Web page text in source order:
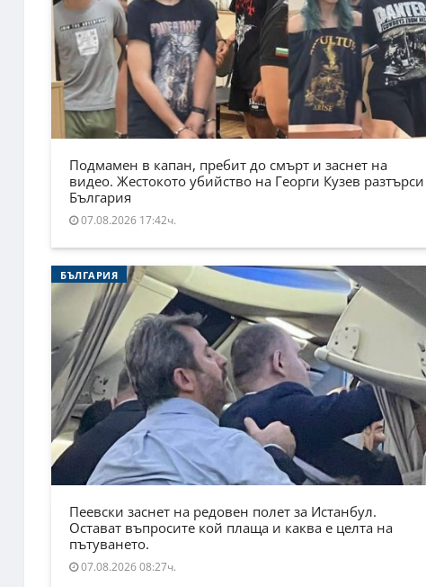
Подмамен в капан, пребит до смърт и заснет на
видео. Жестокото убийство на Георги Кузев разтърси
България
07.08.2026 17:42ч.
БЪЛГАРИЯ
Пеевски заснет на редовен полет за Истанбул.
Остават въпросите кой плаща и каква е целта на
пътуването.
07.08.2026 08:27ч.